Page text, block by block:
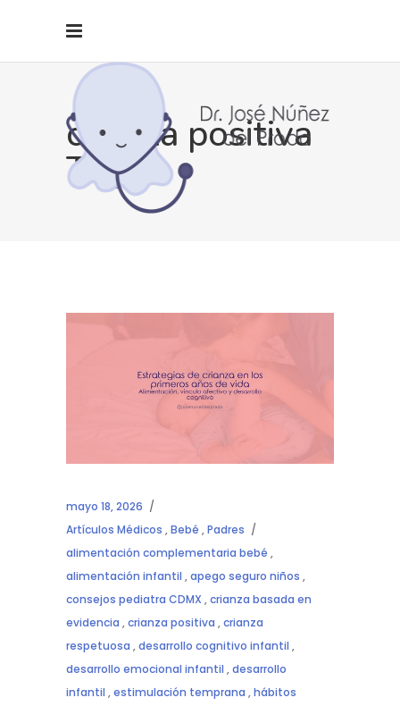
crianza positiva
Tag
mayo 18, 2026
Artículos Médicos ,Bebé ,Padres
alimentación complementaria bebé ,
alimentación infantil ,apego seguro niños ,
consejos pediatra CDMX ,crianza basada en
evidencia ,crianza positiva ,crianza
respetuosa ,desarrollo cognitivo infantil ,
desarrollo emocional infantil ,desarrollo
infantil ,estimulación temprana ,hábitos